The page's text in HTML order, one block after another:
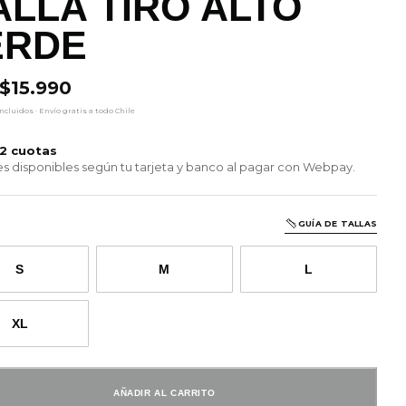
original era: $20.990.
$15.990
actual es: $15.990.
· Envío gratis a todo Chile
cuotas
disponibles según tu tarjeta y banco al pagar con Webpay.
GUÍA DE TALLAS
S M L
XL
AÑADIR AL CARRITO